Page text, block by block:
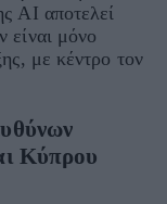
AI αποτελεί
είναι μόνο
με κέντρο τον
Κύπρου